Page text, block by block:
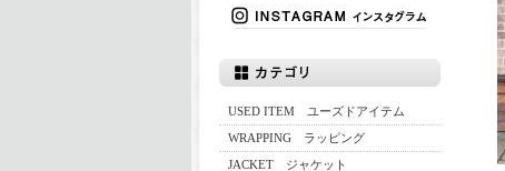
USED ITEM ユーズドアイテム
WRAPPING ラッピング
JACKET ジャケット